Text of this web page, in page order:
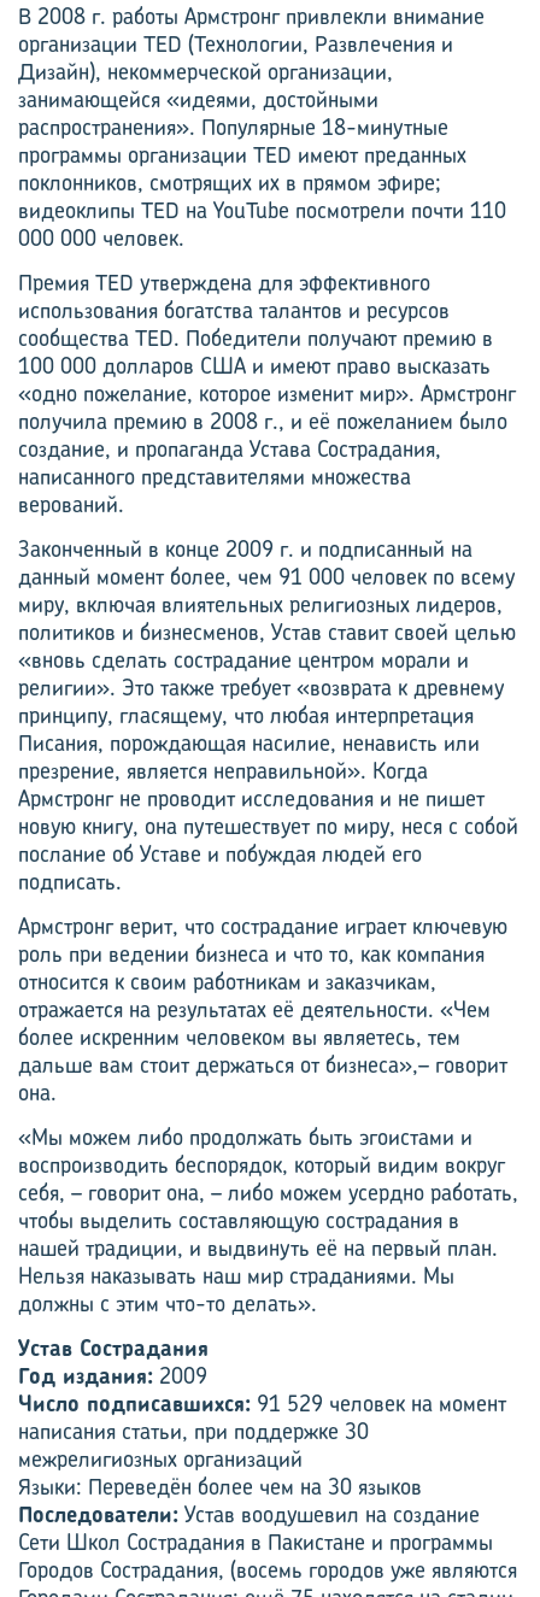
В 2008 г. работы Армстронг привлекли внимание
организации TED (Технологии, Развлечения и
Дизайн), некоммерческой организации,
занимающейся «идеями, достойными
распространения». Популярные 18-минутные
программы организации TED имеют преданных
поклонников, смотрящих их в прямом эфире;
видеоклипы TED на YouTube посмотрели почти 110
000 000 человек.
Премия TED утверждена для эффективного
использования богатства талантов и ресурсов
сообщества TED. Победители получают премию в
100 000 долларов США и имеют право высказать
«одно пожелание, которое изменит мир». Армстронг
получила премию в 2008 г., и её пожеланием было
создание, и пропаганда Устава Сострадания,
написанного представителями множества
верований.
Законченный в конце 2009 г. и подписанный на
данный момент более, чем 91 000 человек по всему
миру, включая влиятельных религиозных лидеров,
политиков и бизнесменов, Устав ставит своей целью
«вновь сделать сострадание центром морали и
религии». Это также требует «возврата к древнему
принципу, гласящему, что любая интерпретация
Писания, порождающая насилие, ненависть или
презрение, является неправильной». Когда
Армстронг не проводит исследования и не пишет
новую книгу, она путешествует по миру, неся с собой
послание об Уставе и побуждая людей его
подписать.
Армстронг верит, что сострадание играет ключевую
роль при ведении бизнеса и что то, как компания
относится к своим работникам и заказчикам,
отражается на результатах её деятельности. «Чем
более искренним человеком вы являетесь, тем
дальше вам стоит держаться от бизнеса»,– говорит
она.
«Мы можем либо продолжать быть эгоистами и
воспроизводить беспорядок, который видим вокруг
себя, – говорит она, – либо можем усердно работать,
чтобы выделить составляющую сострадания в
нашей традиции, и выдвинуть её на первый план.
Нельзя наказывать наш мир страданиями. Мы
должны с этим что-то делать».
Устав Сострадания
Год издания: 2009
Число подписавшихся: 91 529 человек на момент
написания статьи, при поддержке 30
межрелигиозных организаций
Языки: Переведён более чем на 30 языков
Последователи: Устав воодушевил на создание
Сети Школ Сострадания в Пакистане и программы
Городов Сострадания, (восемь городов уже являются